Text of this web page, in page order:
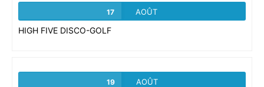
17 AOÛT
HIGH FIVE DISCO-GOLF
19 AOÛT